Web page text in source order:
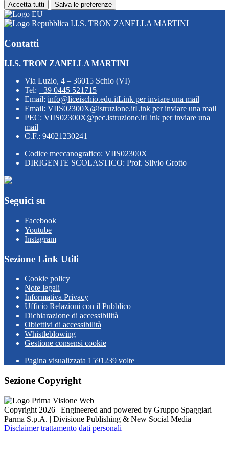
Accetta tutti Salva le preferenze
I.I.S. TRON ZANELLA MARTINI
Contatti
I.I.S. TRON ZANELLA MARTINI
Via Luzio, 4 – 36015 Schio (VI)
Tel: +39 0445 521715
Email: info@liceischio.edu.itLink per inviare una mail
Email: VIIS02300X@istruzione.itLink per inviare una mail
PEC: VIIS02300X@pec.istruzione.itLink per inviare una
mail
C.F.: 94021230241
Codice meccanografico: VIIS02300X
DIRIGENTE SCOLASTICO: Prof. Silvio Grotto
Seguici su
Facebook
Youtube
Instagram
Sezione Link Utili
Cookie policy
Note legali
Informativa Privacy
Ufficio Relazioni con il Pubblico
Dichiarazione di accessibilità
Obiettivi di accessibilità
Whistleblowing
Gestione consensi cookie
Pagina visualizzata 1591239 volte
Sezione Copyright
Copyright 2026 | Engineered and powered by Gruppo Spaggiari
Parma S.p.A. | Divisione Publishing & New Social Media
Disclaimer trattamento dati personali